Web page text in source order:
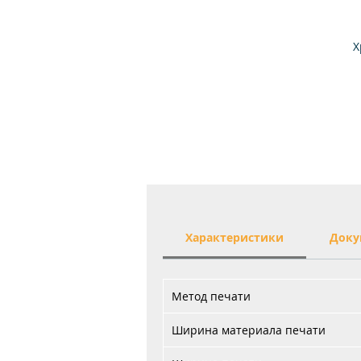
Характеристики
Метод печати
Ширина материала печати